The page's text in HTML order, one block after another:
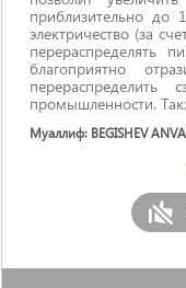
приблизительно до
электричество (за
перераспределять
благоприятно
промышленности.
Муаллиф: BEGISHEV